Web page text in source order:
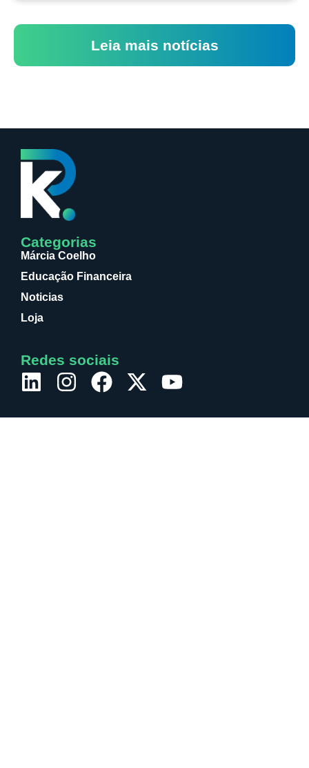
Leia mais notícias
Categorias
Márcia Coelho
Educação Financeira
Noticias
Loja
Redes sociais